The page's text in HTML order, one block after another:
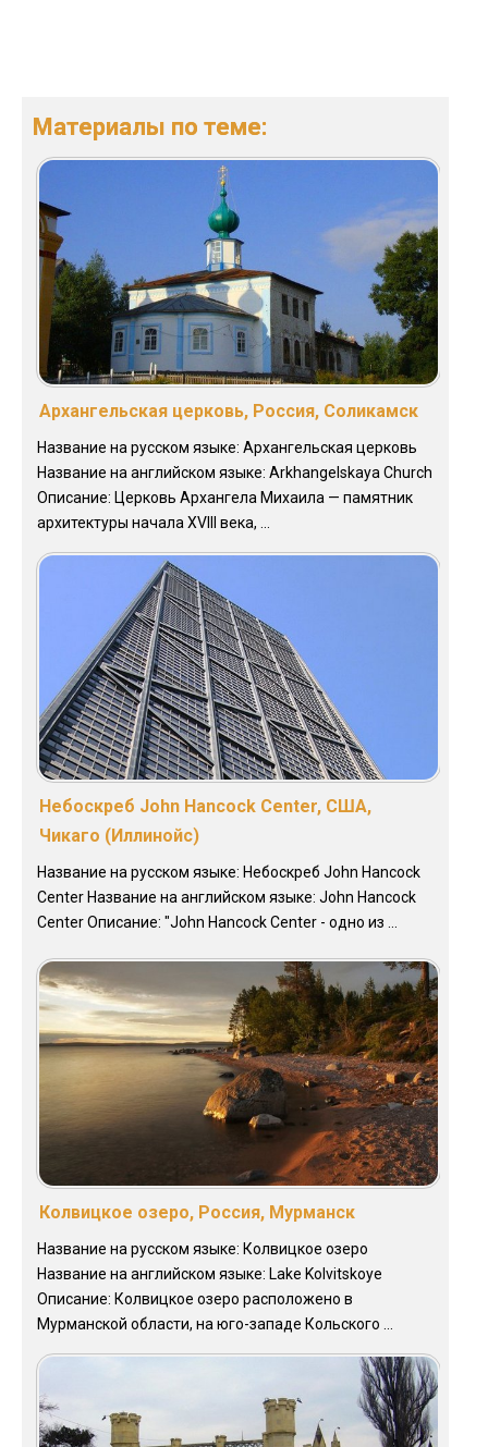
Материалы по теме:
Архангельская церковь, Россия, Соликамск
Название на русском языке: Архангельская церковь
Название на английском языке: Arkhangelskaya Church
Описание: Церковь Архангела Михаила — памятник
архитектуры начала XVIII века, ...
Небоскреб John Hancock Center, США,
Чикаго (Иллинойс)
Название на русском языке: Небоскреб John Hancock
Center Название на английском языке: John Hancock
Center Описание: "John Hancock Center - одно из ...
Колвицкое озеро, Россия, Мурманск
Название на русском языке: Колвицкое озеро
Название на английском языке: Lake Kolvitskoye
Описание: Колвицкое озеро расположено в
Мурманской области, на юго-западе Кольского ...